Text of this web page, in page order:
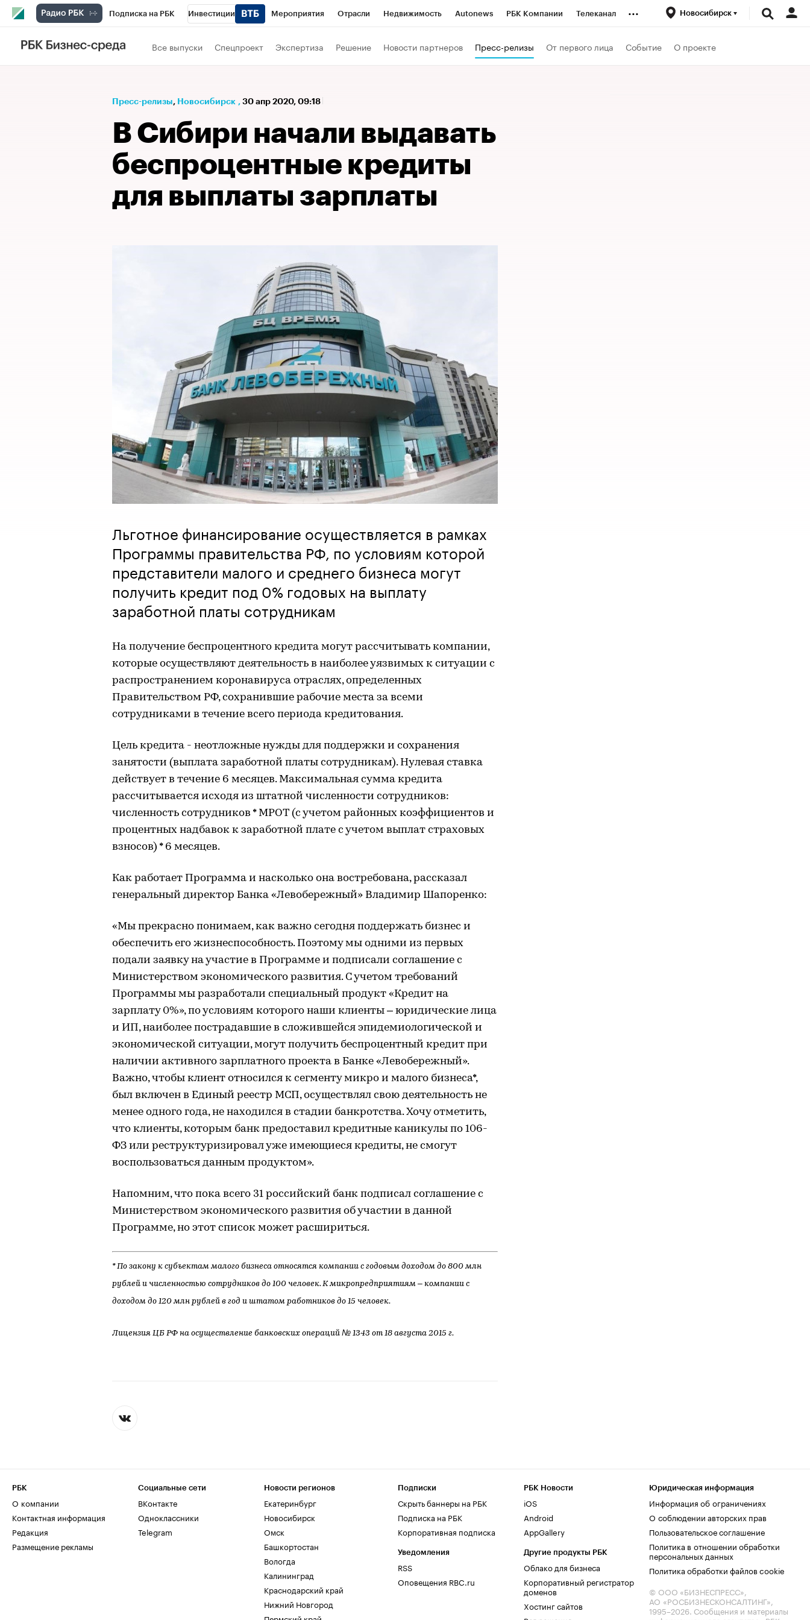
Подписка на РБК Инвестиции Мероприятия Отрасли Недвижимость Autonews РБК Компании Телеканал
РБК Вино
Проверка контрагентов
... Новосибирск
Все выпуски Спецпроект Экспертиза Решение Новости партнеров Пресс-релизы От первого лица Событие О проекте
Пресс-релизы⁠, Новосибирск , 30 апр 2020, 09:18
В Сибири начали выдавать
беспроцентные кредиты
для выплаты зарплаты
Льготное финансирование осуществляется в рамках
Программы правительства РФ, по условиям которой
представители малого и среднего бизнеса могут
получить кредит под 0% годовых на выплату
заработной платы сотрудникам
На получение беспроцентного кредита могут рассчитывать компании,
которые осуществляют деятельность в наиболее уязвимых к ситуации с
распространением коронавируса отраслях, определенных
Правительством РФ, сохранившие рабочие места за всеми
сотрудниками в течение всего периода кредитования.
Цель кредита - неотложные нужды для поддержки и сохранения
занятости (выплата заработной платы сотрудникам). Нулевая ставка
действует в течение 6 месяцев. Максимальная сумма кредита
рассчитывается исходя из штатной численности сотрудников:
численность сотрудников * МРОТ (с учетом районных коэффициентов и
процентных надбавок к заработной плате с учетом выплат страховых
взносов) * 6 месяцев.
Как работает Программа и насколько она востребована, рассказал
генеральный директор Банка «Левобережный» Владимир Шапоренко:
«Мы прекрасно понимаем, как важно сегодня поддержать бизнес и
обеспечить его жизнеспособность. Поэтому мы одними из первых
подали заявку на участие в Программе и подписали соглашение с
Министерством экономического развития. С учетом требований
Программы мы разработали специальный продукт «Кредит на
зарплату 0%», по условиям которого наши клиенты – юридические лица
и ИП, наиболее пострадавшие в сложившейся эпидемиологической и
экономической ситуации, могут получить беспроцентный кредит при
наличии активного зарплатного проекта в Банке «Левобережный».
Важно, чтобы клиент относился к сегменту микро и малого бизнеса*,
был включен в Единый реестр МСП, осуществлял свою деятельность не
менее одного года, не находился в стадии банкротства. Хочу отметить,
что клиенты, которым банк предоставил кредитные каникулы по 106-
ФЗ или реструктуризировал уже имеющиеся кредиты, не смогут
воспользоваться данным продуктом».
Напомним, что пока всего 31 российский банк подписал соглашение с
Министерством экономического развития об участии в данной
Программе, но этот список может расшириться.
* По закону к субъектам малого бизнеса относятся компании с годовым доходом до 800 млн
рублей и численностью сотрудников до 100 человек. К микропредприятиям – компании с
доходом до 120 млн рублей в год и штатом работников до 15 человек.
Лицензия ЦБ РФ на осуществление банковских операций № 1343 от 18 августа 2015 г.
РБК
О компании
Контактная информация
Редакция
Размещение рекламы
Социальные сети
ВКонтакте
Одноклассники
Telegram
Новости регионов
Екатеринбург
Новосибирск
Омск
Башкортостан
Вологда
Калининград
Краснодарский край
Нижний Новгород
Подписки
Скрыть баннеры на РБК
Подписка на РБК
Корпоративная подписка
Уведомления
RSS
Оповещения RBC.ru
РБК Новости
iOS
Android
AppGallery
Другие продукты РБК
Облако для бизнеса
Корпоративный регистратор
доменов
Хостинг сайтов
Юридическая информация
Информация об ограничениях
О соблюдении авторских прав
Пользовательское соглашение
Политика в отношении обработки
персональных данных
Политика обработки файлов cookie
© ООО «БИЗНЕСПРЕСС»,
АО «РОСБИЗНЕСКОНСАЛТИНГ»,
1995–2026. Сообщения и материалы